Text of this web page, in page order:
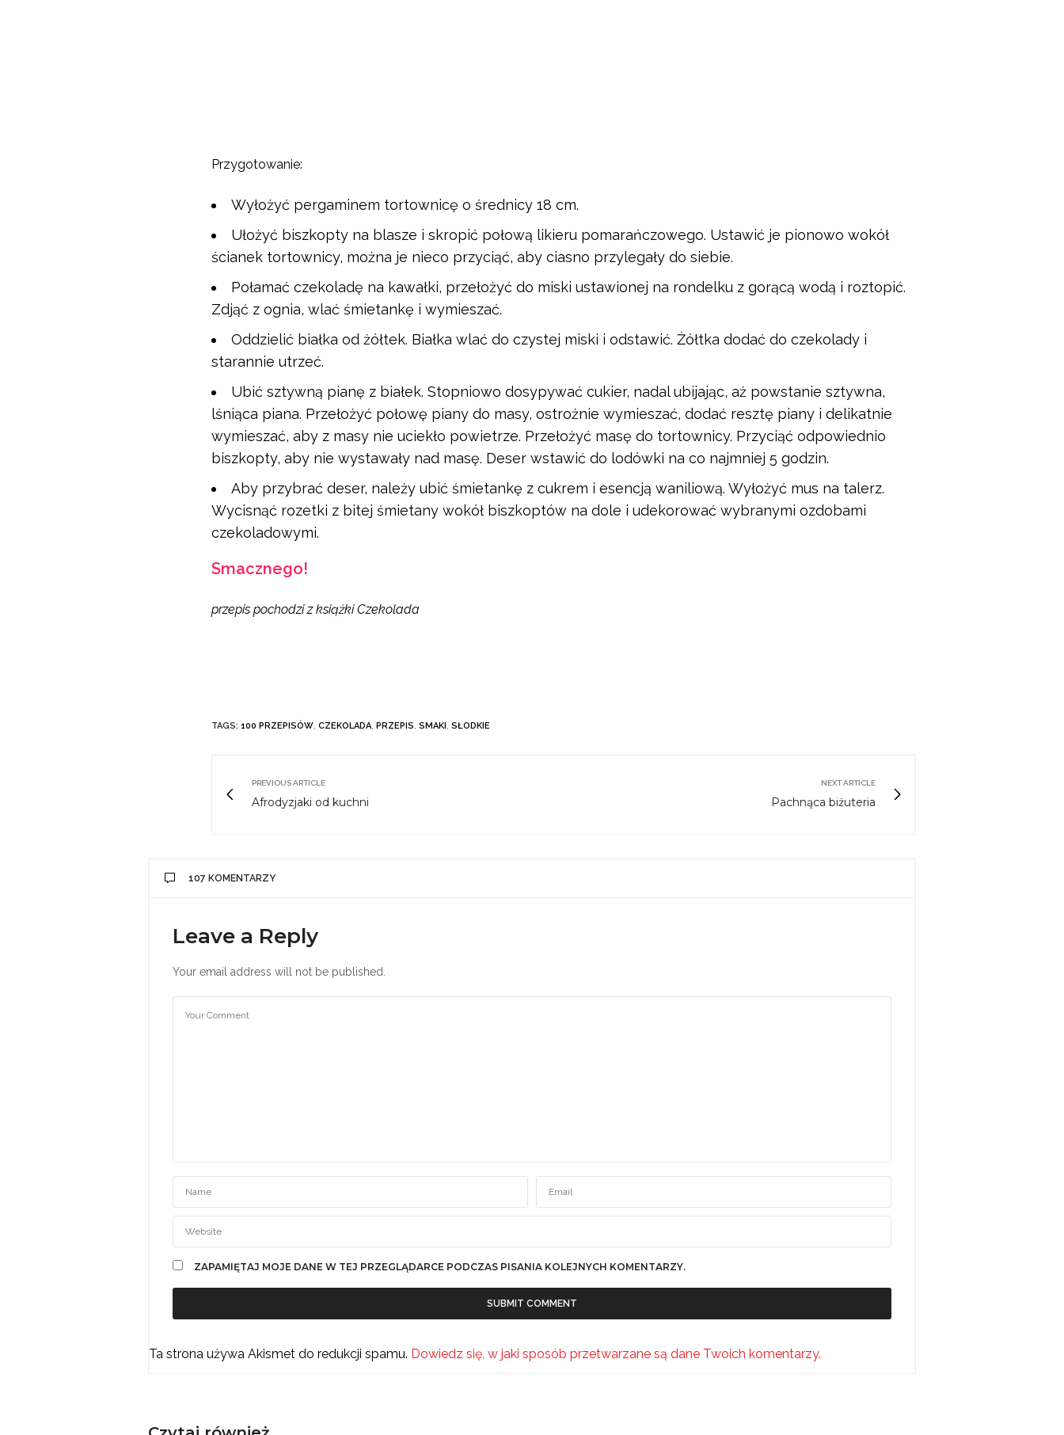
Przygotowanie:
Wyłożyć pergaminem tortownicę o średnicy 18 cm.
Ułożyć biszkopty na blasze i skropić połową likieru pomarańczowego. Ustawić je pionowo wokół
ścianek tortownicy, można je nieco przyciąć, aby ciasno przylegały do siebie.
Połamać czekoladę na kawałki, przełożyć do miski ustawionej na rondelku z gorącą wodą i roztopić.
Zdjąć z ognia, wlać śmietankę i wymieszać.
Oddzielić białka od żółtek. Białka wlać do czystej miski i odstawić. Żółtka dodać do czekolady i
starannie utrzeć.
Ubić sztywną pianę z białek. Stopniowo dosypywać cukier, nadal ubijając, aż powstanie sztywna,
lśniąca piana. Przełożyć połowę piany do masy, ostrożnie wymieszać, dodać resztę piany i delikatnie
wymieszać, aby z masy nie uciekło powietrze. Przełożyć masę do tortownicy. Przyciąć odpowiednio
biszkopty, aby nie wystawały nad masę. Deser wstawić do lodówki na co najmniej 5 godzin.
Aby przybrać deser, należy ubić śmietankę z cukrem i esencją waniliową. Wyłożyć mus na talerz.
Wycisnąć rozetki z bitej śmietany wokół biszkoptów na dole i udekorować wybranymi ozdobami
czekoladowymi.
Smacznego!
przepis pochodzi z książki Czekolada
TAGS: 100 PRZEPISÓW, CZEKOLADA, PRZEPIS, SMAKI, SŁODKIE
PREVIOUS ARTICLE
Afrodyzjaki od kuchni
NEXT ARTICLE
Pachnąca biżuteria
107 KOMENTARZY
Leave a Reply
Your email address will not be published.
ZAPAMIĘTAJ MOJE DANE W TEJ PRZEGLĄDARCE PODCZAS PISANIA KOLEJNYCH KOMENTARZY.
Ta strona używa Akismet do redukcji spamu. Dowiedz się, w jaki sposób przetwarzane są dane Twoich komentarzy.